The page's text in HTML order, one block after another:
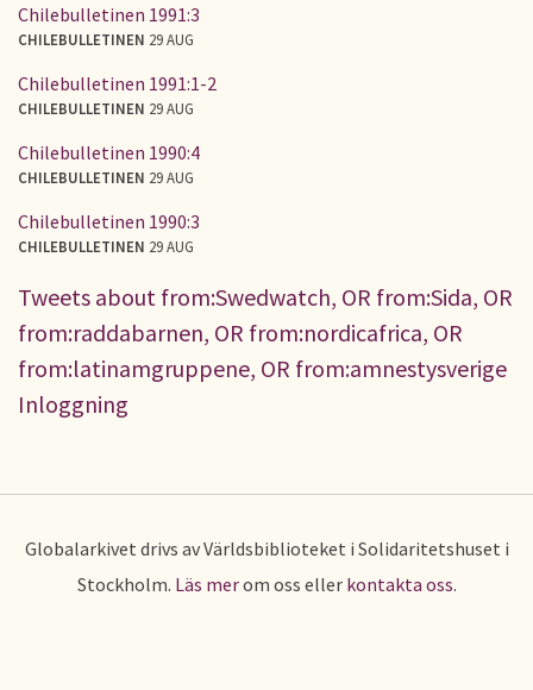
Chilebulletinen 1991:3
CHILEBULLETINEN 29 AUG
Chilebulletinen 1991:1-2
CHILEBULLETINEN 29 AUG
Chilebulletinen 1990:4
CHILEBULLETINEN 29 AUG
Chilebulletinen 1990:3
CHILEBULLETINEN 29 AUG
Tweets about from:Swedwatch, OR from:Sida, OR
from:raddabarnen, OR from:nordicafrica, OR
from:latinamgruppene, OR from:amnestysverige
Inloggning
Globalarkivet drivs av Världsbiblioteket i Solidaritetshuset i
Stockholm. Läs merom oss eller kontakta oss.